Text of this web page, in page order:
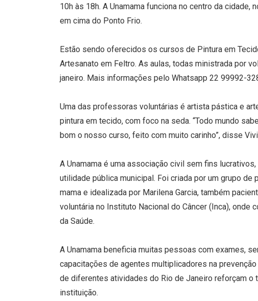
10h às 18h. A Unamama funciona no centro da cidade,
em cima do Ponto Frio.
Estão sendo oferecidos os cursos de Pintura em
Artesanato em Feltro. As aulas, todas ministrada por
janeiro. Mais informações pelo Whatsapp 22 99992-
Uma das professoras voluntárias é artista pástica e
pintura em tecido, com foco na seda. “Todo mundo
bom o nosso curso, feito com muito carinho”, disse
A Unamama é uma associação civil sem fins
utilidade pública municipal. Foi criada por um grupo
mama e idealizada por Marilena Garcia, também
voluntária no Instituto Nacional do Câncer (Inca), onde
da Saúde.
A Unamama beneficia muitas pessoas com exames,
capacitações de agentes multiplicadores na
de diferentes atividades do Rio de Janeiro reforçam o
instituição.